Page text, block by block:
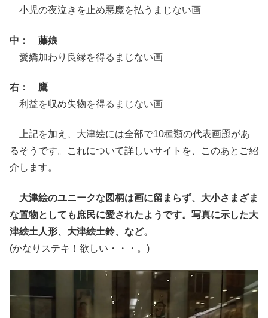
小児の夜泣きを止め悪魔を払うまじない画
中： 藤娘
愛嬌加わり良縁を得るまじない画
右： 鷹
利益を収め失物を得るまじない画
上記を加え、大津絵には全部で10種類の代表画題があ
るそうです。これについて詳しいサイトを、このあとご紹
介します。
大津絵のユニークな図柄は画に留まらず、大小さまざま
な置物としても庶民に愛されたようです。写真に示した大
津絵土人形、大津絵土鈴、など。
(かなりステキ！欲しい・・・。)